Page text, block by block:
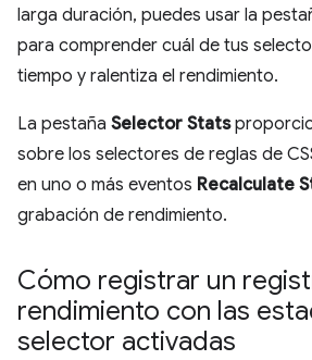
larga duración, puedes usar la
para comprender cuál de tus
tiempo y ralentiza el rendimiento.
La pestaña Selector Stats
sobre los selectores de reglas de
en uno o más eventos Recalculate
grabación de rendimiento.
Cómo registrar un
rendimiento con las
selector activadas